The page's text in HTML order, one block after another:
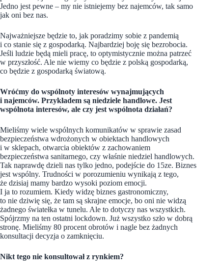
Jedno jest pewne – my nie istniejemy bez najemców, tak samo
jak oni bez nas.
Najważniejsze będzie to, jak poradzimy sobie z pandemią
i co stanie się z gospodarką. Najbardziej boję się bezrobocia.
Jeśli ludzie będą mieli pracę, to optymistycznie można patrzeć
w przyszłość. Ale nie wiemy co będzie z polską gospodarką,
co będzie z gospodarką światową.
Wróćmy do wspólnoty interesów wynajmujących
i najemców. Przykładem są niedziele handlowe. Jest
wspólnota interesów, ale czy jest wspólnota działań?
Mieliśmy wiele wspólnych komunikatów w sprawie zasad
bezpieczeństwa wdrożonych w obiektach handlowych
i w sklepach, otwarcia obiektów z zachowaniem
bezpieczeństwa sanitarnego, czy właśnie niedziel handlowych.
Tak naprawdę dzieli nas tylko jedno, podejście do 15ze. Biznes
jest wspólny. Trudności w porozumieniu wynikają z tego,
że dzisiaj mamy bardzo wysoki poziom emocji.
I ja to rozumiem. Kiedy widzę biznes gastronomiczny,
to nie dziwię się, że tam są skrajne emocje, bo oni nie widzą
żadnego światełka w tunelu. Ale to dotyczy nas wszystkich.
Spójrzmy na ten ostatni lockdown. Już wszystko szło w dobrą
stronę. Mieliśmy 80 procent obrotów i nagle bez żadnych
konsultacji decyzja o zamknięciu.
Nikt tego nie konsultował z rynkiem?